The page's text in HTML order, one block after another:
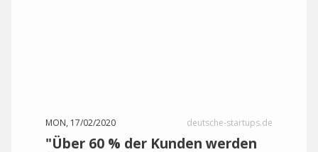
MON, 17/02/2020 deutsche-startups.de
"Über 60 % der Kunden werden